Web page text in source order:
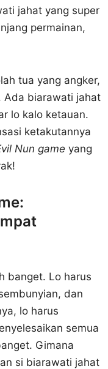
jahat yang super
permainan,
tua yang angker,
Ada biarawati jahat
lo kalo ketauan.
ketakutannya
Nun game yang
banget. Lo harus
dan
lo harus
semua
Gimana
si biarawati jahat